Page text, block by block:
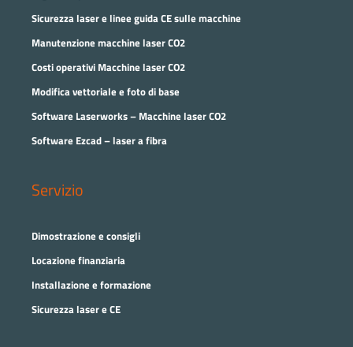
Sicurezza laser e linee guida CE sulle macchine
Manutenzione macchine laser CO2
Costi operativi Macchine laser CO2
Modifica vettoriale e foto di base
Software Laserworks – Macchine laser CO2
Software Ezcad – laser a fibra
Servizio
Dimostrazione e consigli
Locazione finanziaria
Installazione e formazione
Sicurezza laser e CE